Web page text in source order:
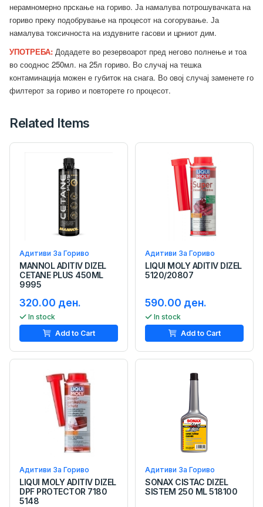
нерамномерно прскање на гориво. Ја намалува потрошувачката на
гориво преку подобрување на процесот на согорување. Ја
намалува токсичноста на издувните гасови и црниот дим.
УПОТРЕБА: Додадете во резервоарот пред негово полнење и тоа
во сооднос 250мл. на 25л гориво. Во случај на тешка
контаминација можен е губиток на снага. Во овој случај заменете го
филтерот за гориво и повторете го процесот.
Related Items
Адитиви За Гориво
MANNOL ADITIV DIZEL
CETANE PLUS 450ML
9995
320.00 ден.
In stock
Add to Cart
Адитиви За Гориво
LIQUI MOLY ADITIV DIZEL
5120/20807
590.00 ден.
In stock
Add to Cart
Адитиви За Гориво
LIQUI MOLY ADITIV DIZEL
DPF PROTECTOR 7180
5148
Адитиви За Гориво
SONAX CISTAC DIZEL
SISTEM 250 ML 518100